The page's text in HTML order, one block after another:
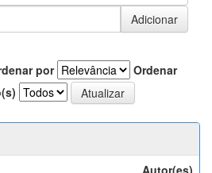
por
Ordenar
Autor(es)